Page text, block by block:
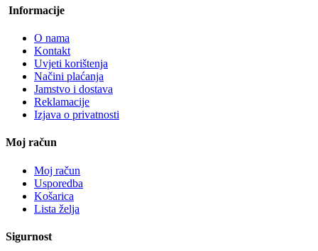
Informacije
O nama
Kontakt
Uvjeti korištenja
Načini plaćanja
Jamstvo i dostava
Reklamacije
Izjava o privatnosti
Moj račun
Moj račun
Usporedba
Košarica
Lista želja
Sigurnost